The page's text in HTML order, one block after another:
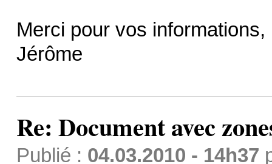
Merci pour vos informations,
Jérôme
Re: Document avec
Publié : 04.03.2010 - 14h37